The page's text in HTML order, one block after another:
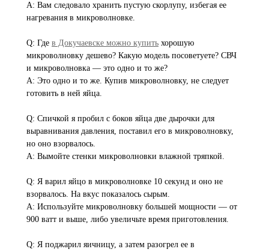
A: Вам следовало хранить пустую скорлупу, избегая ее
нагревания в микроволновке.
Q: Где в Докучаевске можно купить хорошую
микроволновку дешево? Какую модель посоветуете? СВЧ
и микроволновка — это одно и то же?
A: Это одно и то же. Купив микроволновку, не следует
готовить в ней яйца.
Q: Спичкой я пробил с боков яйца две дырочки для
выравнивания давления, поставил его в микроволновку,
но оно взорвалось.
A: Вымойте стенки микроволновки влажной тряпкой.
Q: Я варил яйцо в микроволновке 10 секунд и оно не
взорвалось. На вкус показалось сырым.
A: Используйте микроволновку большей мощности — от
900 ватт и выше, либо увеличьте время приготовления.
Q: Я поджарил яичницу, а затем разогрел ее в